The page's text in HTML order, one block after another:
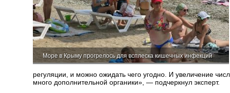
Море в Крыму прогрелось для всплеска кишечных инфекций
регуляции, и можно ожидать чего угодно. И увеличение
много дополнительной органики», — подчеркнул эксперт.